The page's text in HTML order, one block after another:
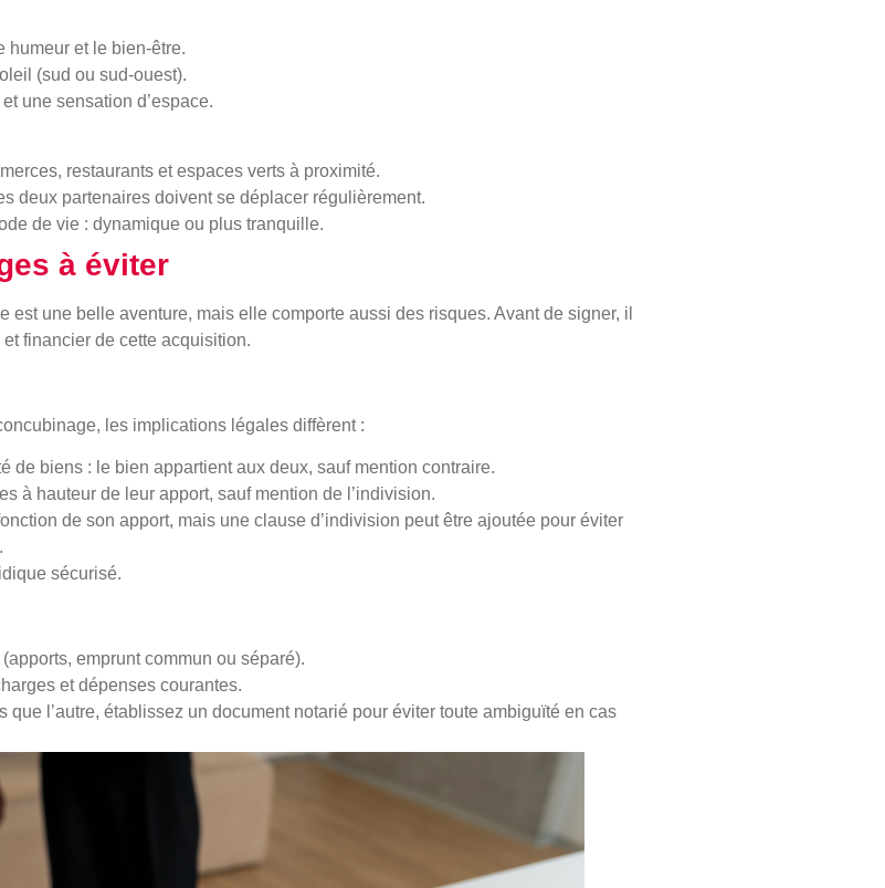
humeur et le bien-être.
(sud ou sud-ouest).
une sensation d’espace.
restaurants et espaces verts à proximité.
deux partenaires doivent se déplacer régulièrement.
de vie : dynamique ou plus tranquille.
à éviter
est une belle aventure, mais elle comporte aussi des risques. Avant de signer, il
financier de cette acquisition.
les implications légales diffèrent :
de biens : le bien appartient aux deux, sauf mention contraire.
à hauteur de leur apport, sauf mention de l’indivision.
de son apport, mais une clause d’indivision peut être ajoutée pour éviter
sécurisé.
emprunt commun ou séparé).
et dépenses courantes.
que l’autre, établissez un document notarié pour éviter toute ambiguïté en cas